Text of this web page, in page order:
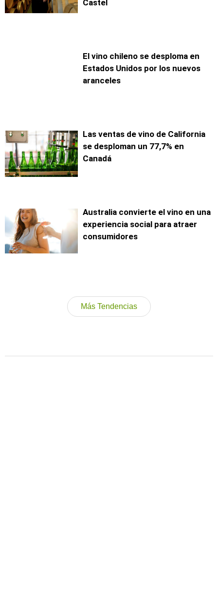
Castel
El vino chileno se desploma en
Estados Unidos por los nuevos
aranceles
Las ventas de vino de California
se desploman un 77,7% en
Canadá
Australia convierte el vino en una
experiencia social para atraer
consumidores
Más Tendencias